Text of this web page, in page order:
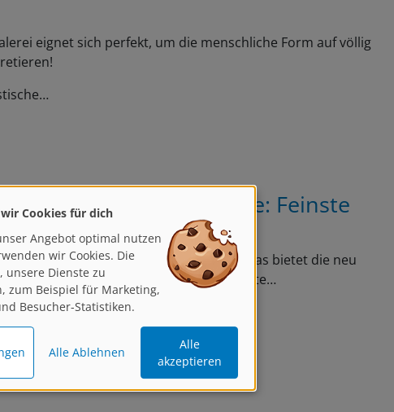
eignet sich perfekt, um die menschliche Form auf völlig
von Schmincke: Feinste
Farbintensität und Qualität – genau das bietet die neu
Professional von Schmincke. Die feinste…
Cookies für dich
Angebot optimal nutzen
wir Cookies. Die
unsere Dienste zu
zum Beispiel für Marketing,
Besucher-Statistiken.
Alle Ablehnen
Alle
akzeptieren